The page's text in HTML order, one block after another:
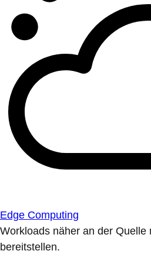
Edge Computing
Workloads näher an der Quelle
bereitstellen.